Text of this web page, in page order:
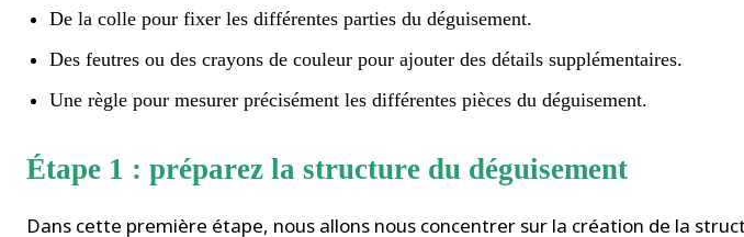
De la colle pour fixer les différentes parties du déguisement.
Des feutres ou des crayons de couleur pour ajouter des détails supplémentaires.
Une règle pour mesurer précisément les différentes pièces du déguisement.
Étape 1 : préparez la structure du déguisement
Dans cette première étape, nous allons nous concentrer sur la création de la